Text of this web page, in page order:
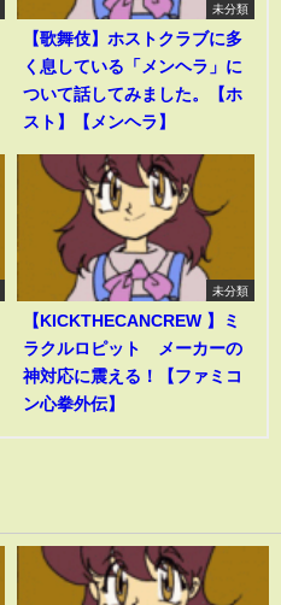
未分類
【歌舞伎】ホストクラブに多
く息している「メンヘラ」に
ついて話してみました。【ホ
スト】【メンヘラ】
未分類
【KICKTHECANCREW 】ミ
ラクルロピット メーカーの
神対応に震える！【ファミコ
ン心拳外伝】